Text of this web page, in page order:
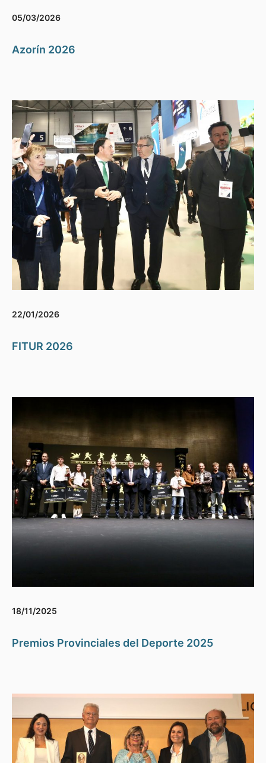
05/03/2026
Azorín 2026
22/01/2026
FITUR 2026
18/11/2025
Premios Provinciales del Deporte 2025